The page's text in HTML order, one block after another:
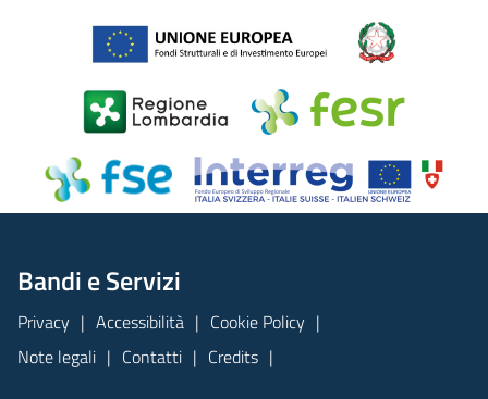
Bandi e Servizi
Privacy Accessibilità
Cookie Policy
Note legali
Contatti Credits